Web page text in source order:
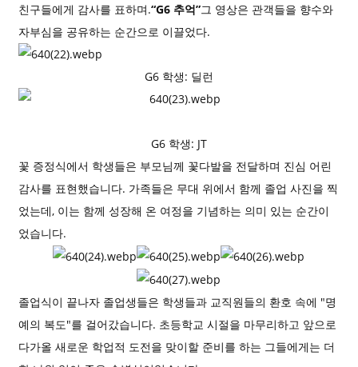
친구들에게 감사를 표하며.“G6 추억”그 영상은 관객들을 향수와
자부심을 공유하는 순간으로 이끌었다.
G6 학생: 딜런
G6 학생: JT
꽃 증정식에서 학생들은 부모님께 꽃다발을 전달하며 진심 어린
감사를 표현했습니다. 가족들은 무대 위에서 함께 졸업 사진을 찍
었는데, 이는 함께 성장해 온 여정을 기념하는 의미 있는 순간이
었습니다.
졸업식이 끝나자 졸업생들은 학생들과 교직원들의 환호 속에 "명
예의 복도"를 걸어갔습니다. 초등학교 시절을 마무리하고 앞으로
다가올 새로운 학업적 도전을 맞이할 준비를 하는 그들에게는 더